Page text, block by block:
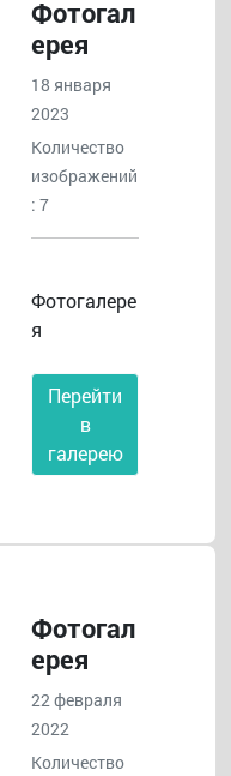
Фотогал
ерея
18 января
2023
Количество
изображений
: 7
Фотогалере
я
Перейти
в
галерею
Фотогал
ерея
22 февраля
2022
Количество